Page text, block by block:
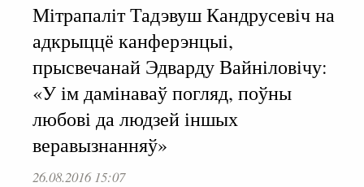
Мітрапаліт Тадэвуш Кандрусевіч на
адкрыццё канферэнцыі,
прысвечанай Эдварду Вайніловічу:
«У ім дамінаваў погляд, поўны
любові да людзей іншых
веравызнанняў»
26.08.2016 15:07